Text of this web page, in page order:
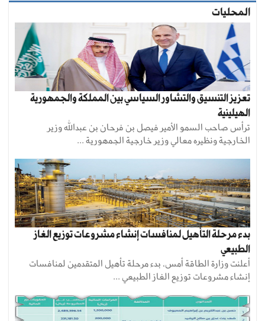
المحليات
تعزيز التنسيق والتشاور السياسي بين المملكة والجمهورية
الهيلينية
ترأس صاحب السمو الأمير فيصل بن فرحان بن عبدالله وزير
الخارجية ونظيره معالي وزير خارجية الجمهورية ...
بدء مرحلة التأهيل لمنافسات إنشاء مشروعات توزيع الغاز
الطبيعي
أعلنت وزارة الطاقة أمس، بدء مرحلة تأهيل المتقدمين لمنافسات
إنشاء مشروعات توزيع الغاز الطبيعي ...